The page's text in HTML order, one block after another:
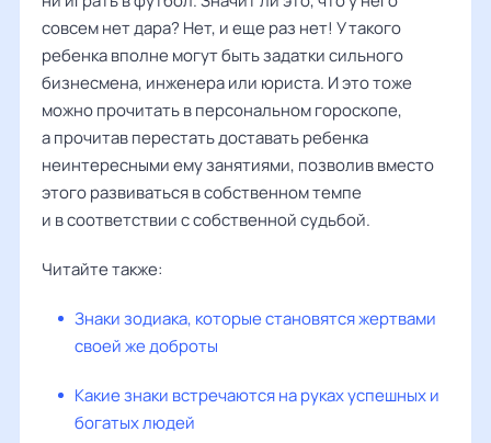
совсем нет дара? Нет, и еще раз нет! У такого
ребенка вполне могут быть задатки сильного
бизнесмена, инженера или юриста. И это тоже
можно прочитать в персональном гороскопе,
а прочитав перестать доставать ребенка
неинтересными ему занятиями, позволив вместо
этого развиваться в собственном темпе
и в соответствии с собственной судьбой.
Читайте также:
Знаки зодиака, которые становятся жертвами
своей же доброты
Какие знаки встречаются на руках успешных и
богатых людей